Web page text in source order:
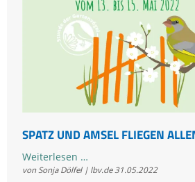
SPATZ UND AMSEL FLIEGEN
Weiterlesen …Spatz
und
von Sonja Dölfel | lbv.de 31.05.2022